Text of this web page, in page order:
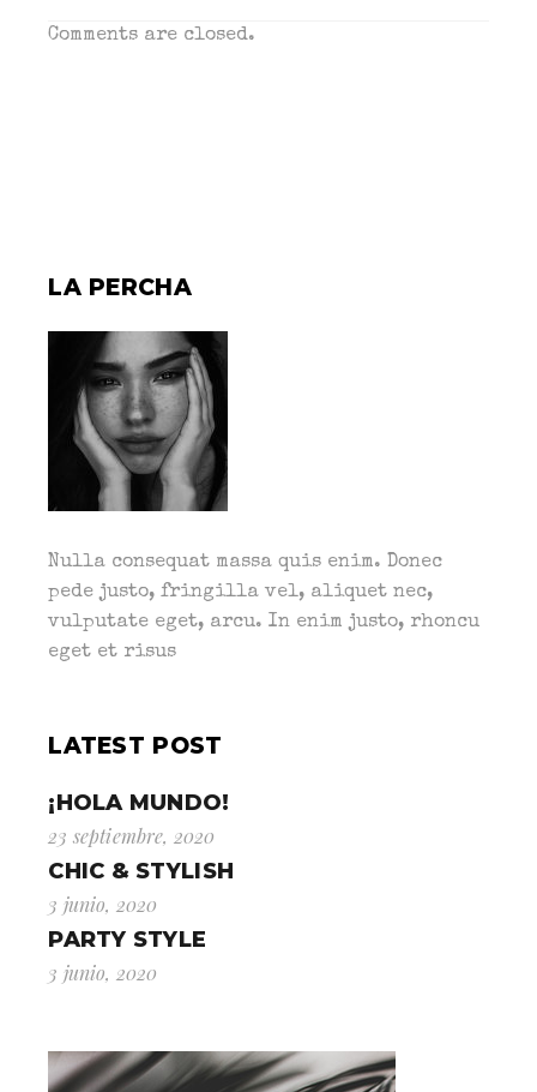
Comments are closed.
LA PERCHA
Nulla consequat massa quis enim. Donec
pede justo, fringilla vel, aliquet nec,
vulputate eget, arcu. In enim justo, rhoncu
eget et risus
LATEST POST
¡HOLA MUNDO!
23 septiembre, 2020
CHIC & STYLISH
3 junio, 2020
PARTY STYLE
3 junio, 2020